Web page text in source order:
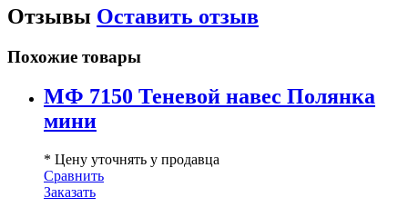
Отзывы Оставить отзыв
Похожие товары
МФ 7150 Теневой навес Полянка
мини
* Цену уточнять у продавца
Сравнить
Заказать